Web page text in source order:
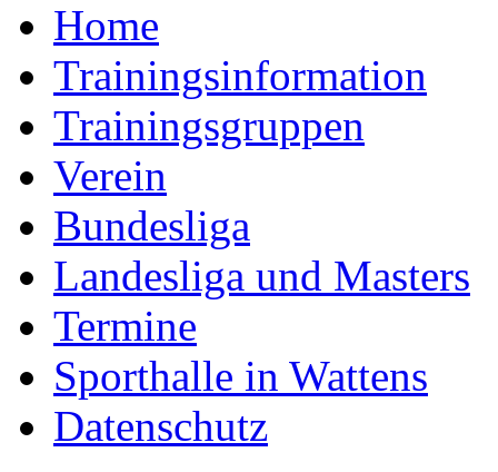
Home
Trainingsinformation
Trainingsgruppen
Verein
Bundesliga
Landesliga und Masters
Termine
Sporthalle in Wattens
Datenschutz